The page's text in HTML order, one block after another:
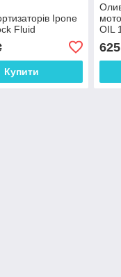
Ipone
Fluid
Купити
OIL
625